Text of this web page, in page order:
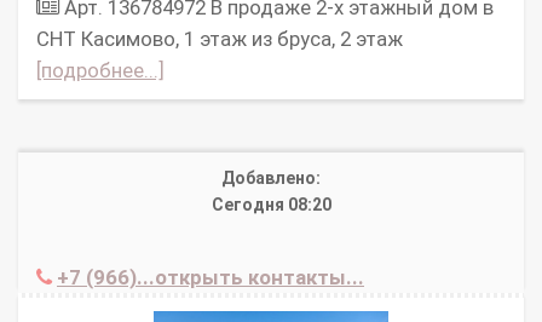
Арт. 136784972 В продаже 2-х этажный дом в
СНТ Касимово, 1 этаж из бруса, 2 этаж
[подробнее...]
Добавлено:
Сегодня 08:20
+7 (966)...открыть контакты...